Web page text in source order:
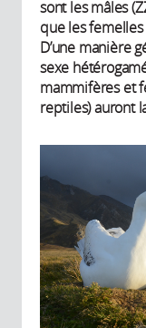
sont les mâles
que les femelles
D’une manière
sexe
mammifères et
reptiles) auront